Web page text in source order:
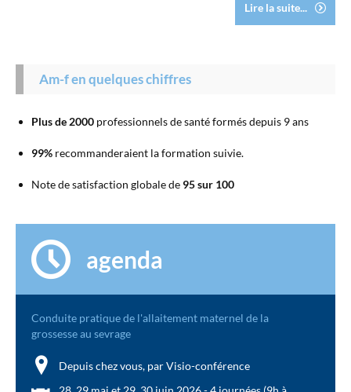
Lire la suite...
Am-f en quelques chiffres
Plus de 2000 professionnels de santé formés depuis 9 ans
99% recommanderaient la formation suivie.
Note de satisfaction globale de 95 sur 100
agenda
Conduite pratique de l'allaitement maternel de la
grossesse au sevrage
Depuis chez vous, par Visio-conférence